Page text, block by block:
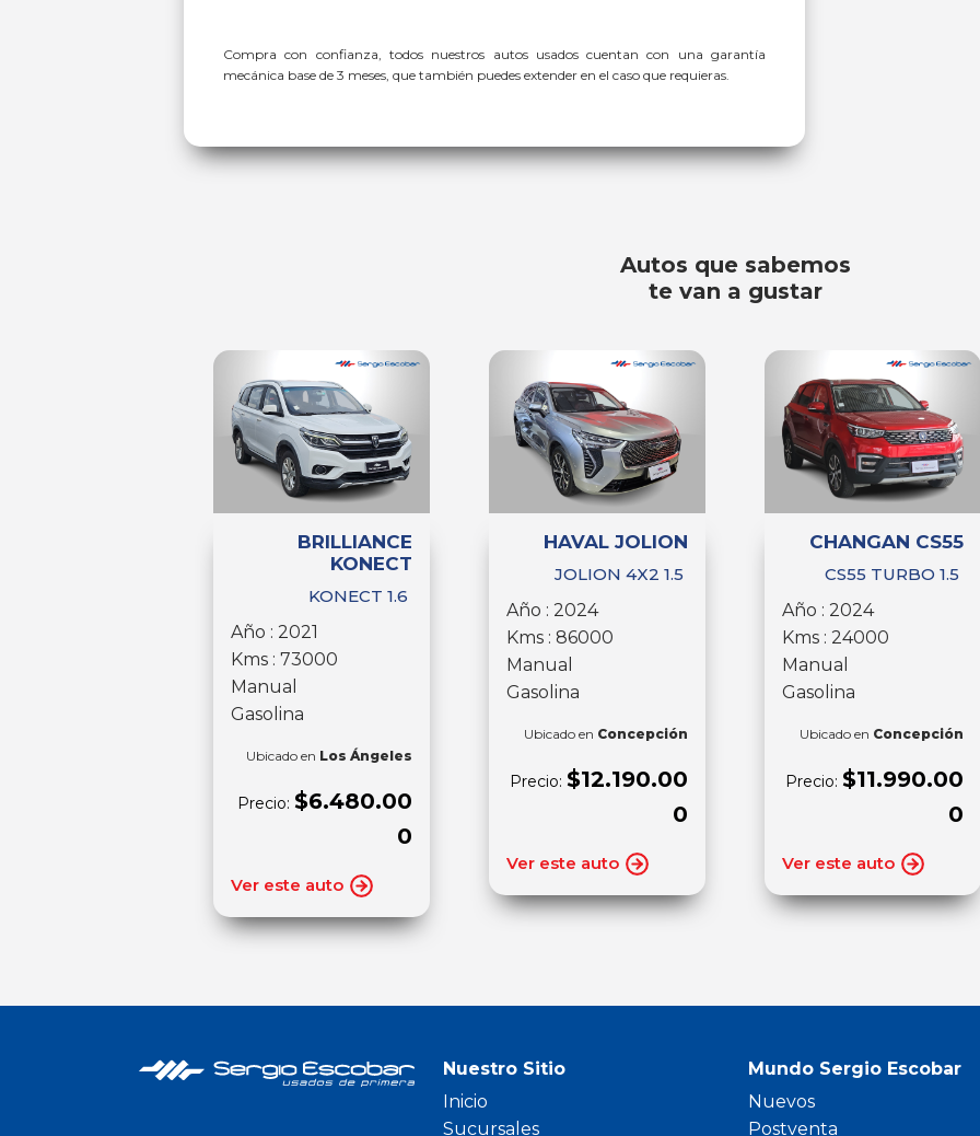
Compra con confianza, todos nuestros autos usados cuentan con una garantía
mecánica base de 3 meses, que también puedes extender en el caso que requieras.
Autos que sabemos
te van a gustar
BRILLIANCE
KONECT
KONECT 1.6
Año : 2021
Kms : 73000
Manual
Gasolina
Ubicado en Los Ángeles
Precio: $6.480.00
0
Ver este auto
HAVAL JOLION
JOLION 4X2 1.5
Año : 2024
Kms : 86000
Manual
Gasolina
Ubicado en Concepción
Precio: $12.190.00
0
Ver este auto
CHANGAN CS55
CS55 TURBO 1.5
Año : 2024
Kms : 24000
Manual
Gasolina
Ubicado en Concepción
Precio: $11.990.00
0
Ver este auto
Nuestro Sitio
Inicio
Sucursales
Mundo Sergio Escobar
Nuevos
Postventa